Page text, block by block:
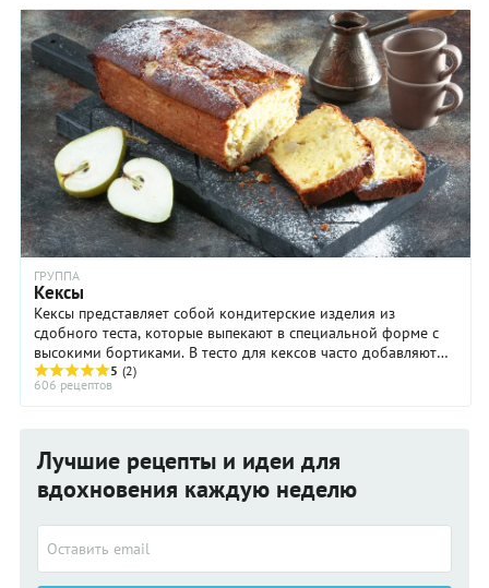
ГРУППА
Кексы
Кексы представляет собой кондитерские изделия из
сдобного теста, которые выпекают в специальной форме с
высокими бортиками. В тесто для кексов часто добавляют
5 (2)
606 рецептов
Лучшие рецепты и идеи для
вдохновения каждую неделю